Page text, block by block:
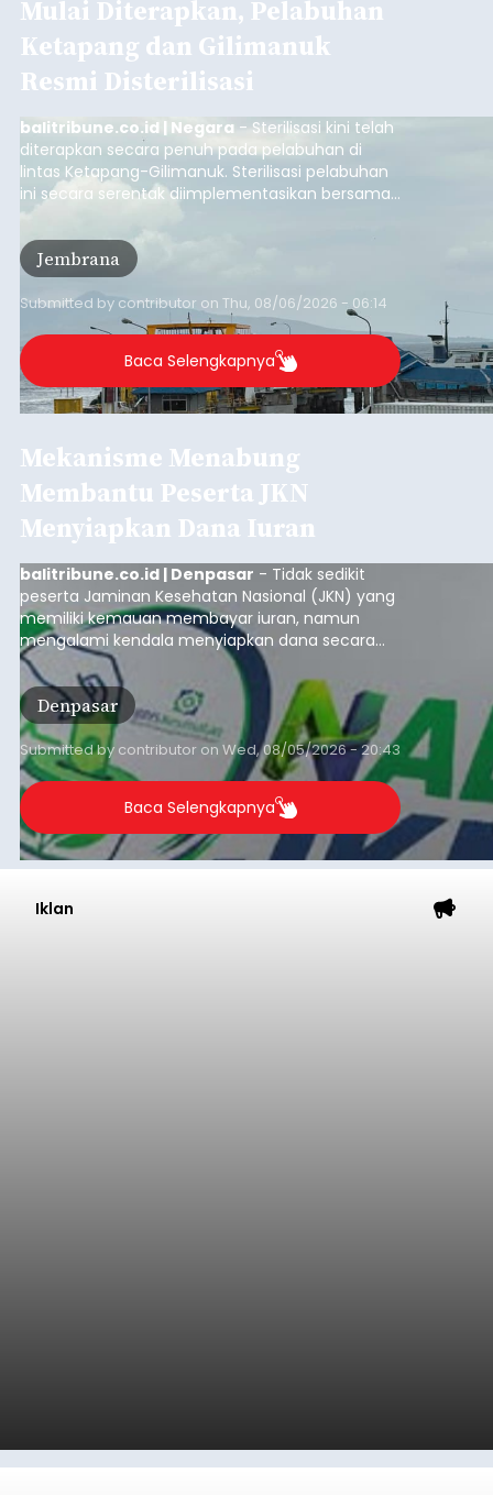
Mulai Diterapkan, Pelabuhan
Ketapang dan Gilimanuk
Resmi Disterilisasi
balitribune.co.id | Negara - Sterilisasi kini telah
diterapkan secara penuh pada pelabuhan di
lintas Ketapang-Gilimanuk. Sterilisasi pelabuhan
ini secara serentak diimplementasikan bersama
empat pelabuhan utama lainnya, yakni
Pelabuhan Merak, Bakauheni, Kayangan, dan
Lembar pada Rabu (5/8/2026).
Jembrana
Submitted by contributor on Thu, 08/06/2026 - 06:14
Baca Selengkapnya
Mekanisme Menabung
Membantu Peserta JKN
Menyiapkan Dana Iuran
balitribune.co.id | Denpasar - Tidak sedikit
peserta Jaminan Kesehatan Nasional (JKN) yang
memiliki kemauan membayar iuran, namun
mengalami kendala menyiapkan dana secara
penuh saat jatuh tempo pembayaran iuran.
Kondisi ini terutama dialami oleh peserta
segmen Pekerja Bukan Penerima Upah (PBPU)
yang memiliki penghasilan tidak tetap.
Denpasar
Submitted by contributor on Wed, 08/05/2026 - 20:43
Baca Selengkapnya
Iklan